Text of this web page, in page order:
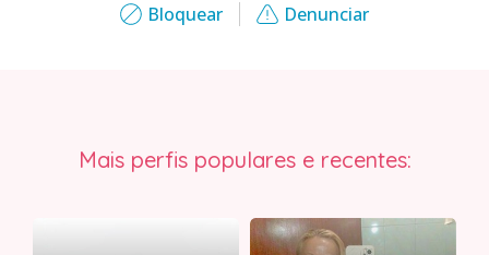
Bloquear Denunciar
Mais perfis populares e recentes: